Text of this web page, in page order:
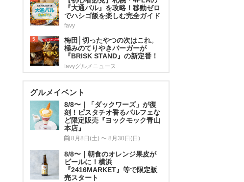
『大通バル』を攻略！移動ゼロ
でハシゴ飯を楽しむ完全ガイド
favy
5
梅田│切ったやつの次はこれ。
極みのてりやきバーガーが
『BRISK STAND』の新定番！
favyグルメニュース
グルメイベント
8/8〜｜「ダックワーズ」が復
刻！ピスタチオ香るパルフェな
ど限定販売『ヨックモック青山
本店』
8月8日(土) 〜 8月30日(日)
8/8〜｜朝食のオレンジ果皮が
ビールに！横浜
『2416MARKET』等で限定販
売スタート